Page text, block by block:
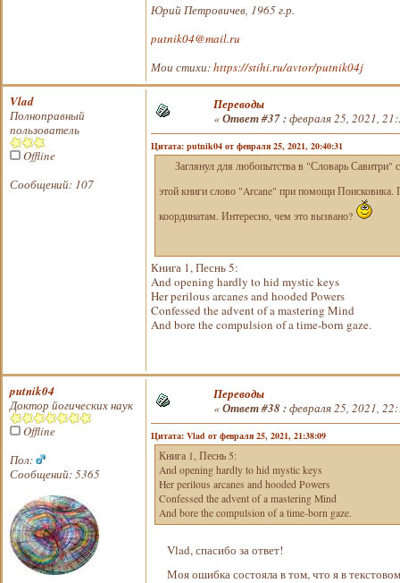
Юрий Петровичев, 1965 г.р.
putnik04@mail.ru
Мои стихи:https://stihi.ru/avtor/putnik04j
Vlad
Полноправный
пользователь
Offline
Сообщений: 107
Переводы
«Ответ #37 :февраля 25, 2021,
Цитата: putnik04 от февраля 25, 2021, 20:40:31
Заглянул для любопытства в "Словарь Савитри"
этой книги слово "Arсane" при помощи
координатам. Интересно, чем это вызвано?
Книга 1, Песнь 5:
And opening hardly to hid mystic keys
Her perilous arcanes and hooded Powers
Confessed the advent of a mastering Mind
And bore the compulsion of a time-born gaze.
putnik04
Доктор йогических наук
Offline
Пол:
Сообщений: 5365
Переводы
«Ответ #38 :февраля 25, 2021,
Цитата: Vlad от февраля 25, 2021, 21:38:09
Книга 1, Песнь 5:
And opening hardly to hid mystic keys
Her perilous arcanes and hooded Powers
Confessed the advent of a mastering Mind
And bore the compulsion of a time-born gaze.
Vlad, спасибо за ответ!
Моя ошибка состояла в том, что я в